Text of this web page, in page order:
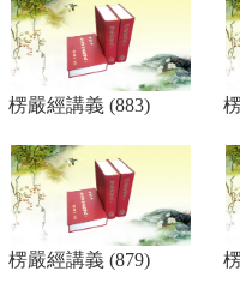
楞嚴經講義 (883)
楞嚴經講義 (879)